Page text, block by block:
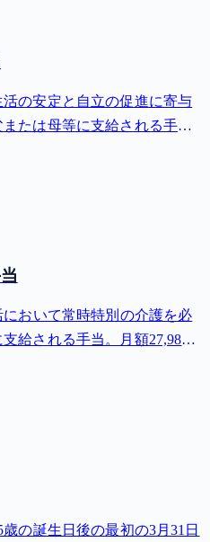
の安定と自立の促進に寄与
たは母等に支給される手
おいて常時特別の介護を必
給される手当。月額27,980
の誕生日後の最初の3月31日